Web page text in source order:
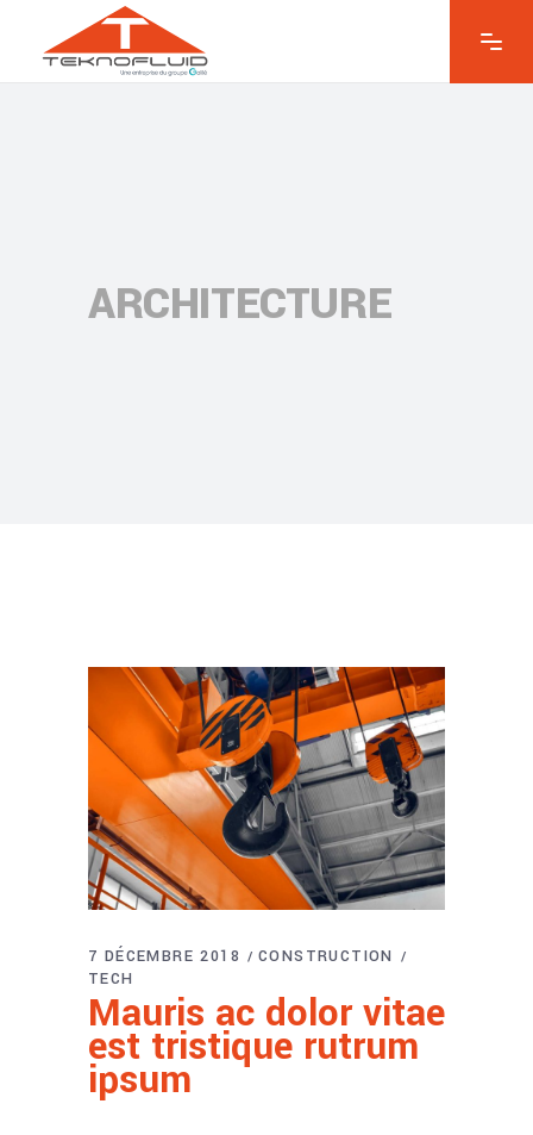
ARCHITECTURE
7 DÉCEMBRE 2018
CONSTRUCTION
TECH
Mauris ac dolor vitae
est tristique rutrum
ipsum